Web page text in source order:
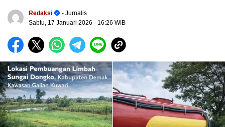
Redaksi
- Jurnalis
Sabtu, 17 Januari 2026 - 16:26 WIB